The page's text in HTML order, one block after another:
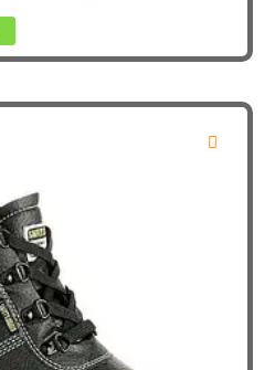
Dit
product
meerdere
kan
gekozen
worden
op
de
productpagina